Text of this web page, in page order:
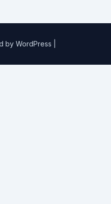
by WordPress